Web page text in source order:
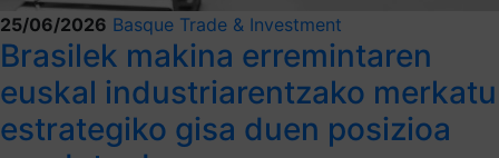
25/06/2026 Basque Trade & Investment
Brasilek makina erremintaren
euskal industriarentzako merkatu
estrategiko gisa duen posizioa